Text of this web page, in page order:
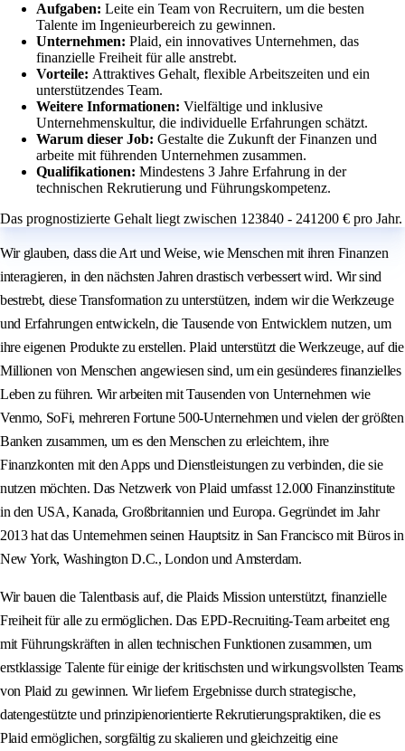
Aufgaben: Leite ein Team von Recruitern, um die besten
Talente im Ingenieurbereich zu gewinnen.
Unternehmen: Plaid, ein innovatives Unternehmen, das
finanzielle Freiheit für alle anstrebt.
Vorteile: Attraktives Gehalt, flexible Arbeitszeiten und ein
unterstützendes Team.
Weitere Informationen: Vielfältige und inklusive
Unternehmenskultur, die individuelle Erfahrungen schätzt.
Warum dieser Job: Gestalte die Zukunft der Finanzen und
arbeite mit führenden Unternehmen zusammen.
Qualifikationen: Mindestens 3 Jahre Erfahrung in der
technischen Rekrutierung und Führungskompetenz.
Das prognostizierte Gehalt liegt zwischen 123840 - 241200 € pro Jahr.
Wir glauben, dass die Art und Weise, wie Menschen mit ihren Finanzen
interagieren, in den nächsten Jahren drastisch verbessert wird. Wir sind
bestrebt, diese Transformation zu unterstützen, indem wir die Werkzeuge
und Erfahrungen entwickeln, die Tausende von Entwicklern nutzen, um
ihre eigenen Produkte zu erstellen. Plaid unterstützt die Werkzeuge, auf die
Millionen von Menschen angewiesen sind, um ein gesünderes finanzielles
Leben zu führen. Wir arbeiten mit Tausenden von Unternehmen wie
Venmo, SoFi, mehreren Fortune 500-Unternehmen und vielen der größten
Banken zusammen, um es den Menschen zu erleichtern, ihre
Finanzkonten mit den Apps und Dienstleistungen zu verbinden, die sie
nutzen möchten. Das Netzwerk von Plaid umfasst 12.000 Finanzinstitute
in den USA, Kanada, Großbritannien und Europa. Gegründet im Jahr
2013 hat das Unternehmen seinen Hauptsitz in San Francisco mit Büros in
New York, Washington D.C., London und Amsterdam.
Wir bauen die Talentbasis auf, die Plaids Mission unterstützt, finanzielle
Freiheit für alle zu ermöglichen. Das EPD-Recruiting-Team arbeitet eng
mit Führungskräften in allen technischen Funktionen zusammen, um
erstklassige Talente für einige der kritischsten und wirkungsvollsten Teams
von Plaid zu gewinnen. Wir liefern Ergebnisse durch strategische,
datengestützte und prinzipienorientierte Rekrutierungspraktiken, die es
Plaid ermöglichen, sorgfältig zu skalieren und gleichzeitig eine